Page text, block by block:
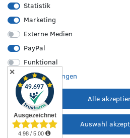
REIFEN &
Sommerreifen
Winterreifen
Allwetterreifen
Originale Räder
Bestpreisgarantie
Leistungen vor Ort
Versand
Zahlungsarten
Statistik
Marketing
Externe Medien
PayPal
Funktional
Weitere Einstellungen
Alle
Auswahl
✕